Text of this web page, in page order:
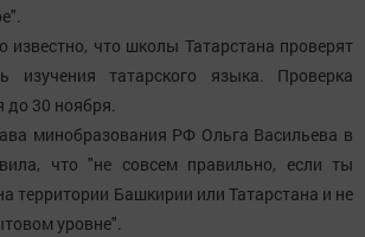
известно, что школы Татарстана проверят
изучения татарского языка. Проверка
до 30 ноября.
минобразования РФ Ольга Васильева в
что "не совсем правильно, если ты
территории Башкирии или Татарстана и не
уровне".